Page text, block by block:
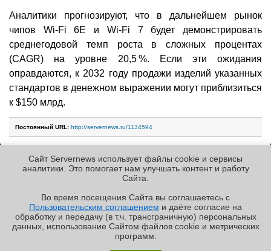
✖
Аналитики прогнозируют, что в дальнейшем рынок
чипов Wi-Fi 6E и Wi-Fi 7 будет демонстрировать
среднегодовой темп роста в сложных процентах
(CAGR) на уровне 20,5 %. Если эти ожидания
оправдаются, к 2032 году продажи изделий указанных
стандартов в денежном выражении могут приблизиться
к $150 млрд.
Постоянный URL: http://servernews.ru/1134594
Следующие новости »
Copyright ©2010-2026
Servernews.Пользовательское
соглашение
Сайт Servernews использует файлы cookie и сервисы
аналитики. Это помогает нам улучшать контент и работу
Cайта.
Во время посещения Cайта вы соглашаетесь с
Пользовательским соглашением и даёте согласие на
обработку и передачу (в т.ч. трансграничную) персональных
данных, использование Cайтом файлов cookie и метрических
программ.